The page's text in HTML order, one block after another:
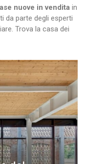
nuove in vendita in
da parte degli esperti
Trova la casa dei